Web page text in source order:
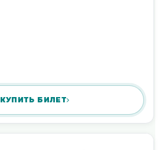
КУПИТЬ БИЛЕТ